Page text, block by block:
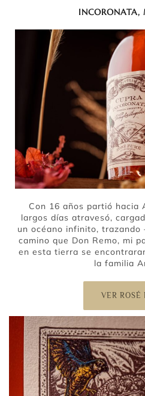
INCORONATA,
Con 16 años partió hacia
largos días atravesó,
un océano infinito, trazando
camino que Don Remo, mi
en esta tierra se
la familia
VER ROSÉ